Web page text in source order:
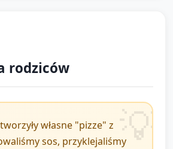
i
(5 minut)
sos, przyklejaliśmy
do powtórzenia nowych słów (2–3
rodziców
własne "pizze" z
sos, przyklejaliśmy